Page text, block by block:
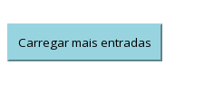
Carregar mais entradas